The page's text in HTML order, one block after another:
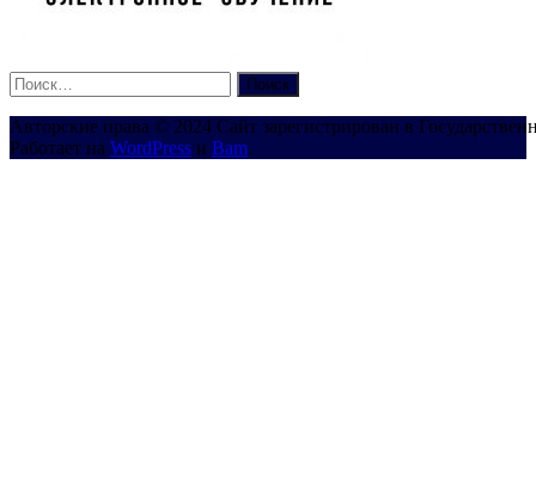
Найти:
Авторские права © 2024 Сайт зарегистрирован в
Работает на WordPress и Bam.